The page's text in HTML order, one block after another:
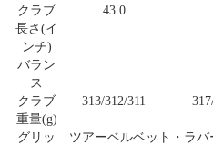
クラブ
長さ(イ
ンチ)
43.0
バラン
ス
クラブ
重量(g)
313/312/311
グリッ
ツアーベルベット・ラ